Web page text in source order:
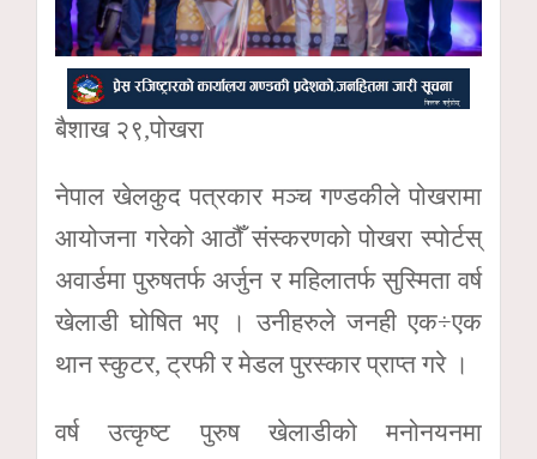
बैशाख २९,पोखरा
नेपाल खेलकुद पत्रकार मञ्च गण्डकीले पोखरामा
आयोजना गरेको आठौँ संस्करणको पोखरा स्पोर्टस्
अवार्डमा पुरुषतर्फ अर्जुन र महिलातर्फ सुस्मिता वर्ष
खेलाडी घोषित भए । उनीहरुले जनही एक÷एक
थान स्कुटर, ट्रफी र मेडल पुरस्कार प्राप्त गरे ।
वर्ष उत्कृष्ट पुरुष खेलाडीको मनोनयनमा